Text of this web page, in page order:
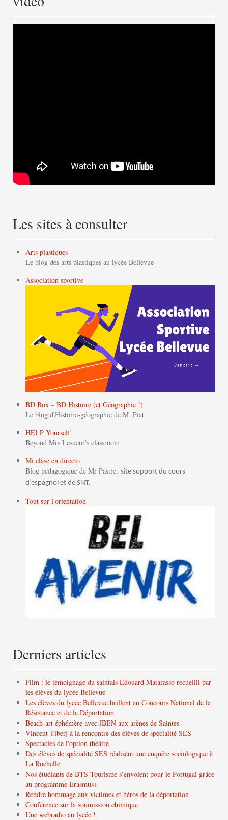
Les sites à consulter
Arts plastiques
Le blog des arts plastiques au lycée Bellevue
Association sportive
BD Box – BD Histoire (et Géographie !)
Le blog d'Histoire-géographie de M. Piat
HELP Yourself
Beyond Mrs Lesueur's classroom
Mi clase en directo
Blog pédagogique de Mr Pastre, site support du cours
d’espagnol et de SNT.
Tout sur l'orientation
Derniers articles
Film : le témoignage du saintais Edouard Matarasso recueilli par
les élèves du lycée Bellevue
Les élèves du lycée Bellevue brillent au Concours National de la
Résistance et de la Déportation
Beach-art éphémère avec JBEN aux arènes de Saintes
Vincent Tiberj à la rencontre des élèves de spécialité SES
Spectacles de l'option théâtre
Des élèves de spécialité SES réalisent une enquête sociologique à
La Rochelle
Nos étudiants de BTS Tourisme s’envolent pour le Portugal grâce
au programme Erasmus+
Rendre hommage aux victimes et héros de la déportation
Conférence sur la soumission chimique
Une webradio au lycée !